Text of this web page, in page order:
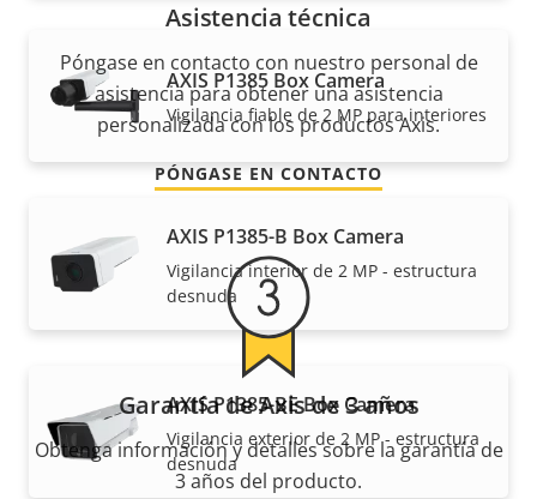
AXIS P1385 Box Camera
Vigilancia fiable de 2 MP para interiores
AXIS P1385-B Box Camera
Vigilancia interior de 2 MP - estructura
desnuda
AXIS P1385-BE Box Camera
Vigilancia exterior de 2 MP - estructura
desnuda
Asistencia técnica
Póngase en contacto con nuestro personal de
asistencia para obtener una asistencia
personalizada con los productos Axis.
PÓNGASE EN CONTACTO
Garantía de Axis de 3 años
Obtenga información y detalles sobre la garantía de
3 años del producto.